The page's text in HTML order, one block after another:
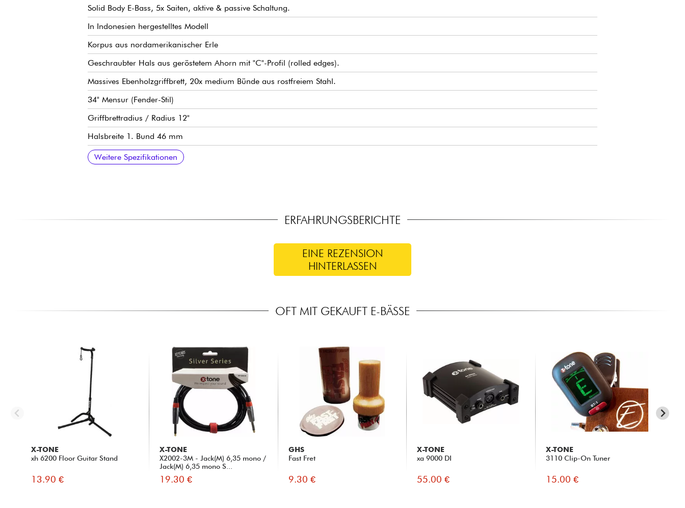
Solid Body E-Bass, 5x Saiten, aktive & passive Schaltung.
In Indonesien hergestelltes Modell
Korpus aus nordamerikanischer Erle
Geschraubter Hals aus geröstetem Ahorn mit "C"-Profil (rolled edges).
Massives Ebenholzgriffbrett, 20x medium Bünde aus rostfreiem Stahl.
34" Mensur (Fender-Stil)
Griffbrettradius / Radius 12"
Halsbreite 1. Bund 46 mm
Tonabnehmer Sire Super-PJ Revolution Pickup-Set
Sire Marcus Heritage-3 Preamp, aktiv/passiv schaltbar (18v über 2x 9v Batterien)
Lautstärke
Ton (konzentrisches Potentiometer)
Balance der Mikrofone
Höhen
Mitten / Mittenfrequenz (konzentrisches Potentiometer)
Bass
Mini-Schalter (aktive / passive Modi)
Sire Marcus Miller Modern-S Bass Steg
Sire Premium Light Weight Open Gear stimmmechaniken.
Knochensattel
Hochglanz Korpus Finish
Satin Hals Finish
Weitere Spezifikationen
ERFAHRUNGSBERICHTE
EINE REZENSION
HINTERLASSEN
OFT MIT GEKAUFT E-BÄSSE
X-TONE
xh 6200 Floor Guitar Stand
13.90 €
X-TONE
X2002-3M - Jack(M) 6,35 mono /
Jack(M) 6,35 mono S...
19.30 €
GHS
Fast Fret
9.30 €
X-TONE
xa 9000 DI
55.00 €
X-TONE
3110 Clip-On Tuner
15.00 €